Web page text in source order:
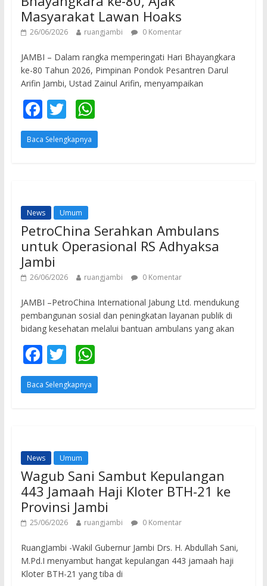
Masyarakat Lawan Hoaks
26/06/2026 ruangjambi 0 Komentar
JAMBI – Dalam rangka memperingati Hari Bhayangkara
ke-80 Tahun 2026, Pimpinan Pondok Pesantren Darul
Arifin Jambi, Ustad Zainul Arifin, menyampaikan
F
ac
e
o
k
T
w
itt
W
h
at
p
Baca Selengkapnya
News Umum
PetroChina Serahkan Ambulans
untuk Operasional RS Adhyaksa
Jambi
26/06/2026 ruangjambi 0 Komentar
JAMBI –PetroChina International Jabung Ltd. mendukung
pembangunan sosial dan peningkatan layanan publik di
bidang kesehatan melalui bantuan ambulans yang akan
F
ac
e
o
k
T
w
itt
W
h
at
p
Baca Selengkapnya
News Umum
Wagub Sani Sambut Kepulangan
443 Jamaah Haji Kloter BTH-21 ke
Provinsi Jambi
25/06/2026 ruangjambi 0 Komentar
RuangJambi -Wakil Gubernur Jambi Drs. H. Abdullah Sani,
M.Pd.I menyambut hangat kepulangan 443 jamaah haji
Kloter BTH-21 yang tiba di